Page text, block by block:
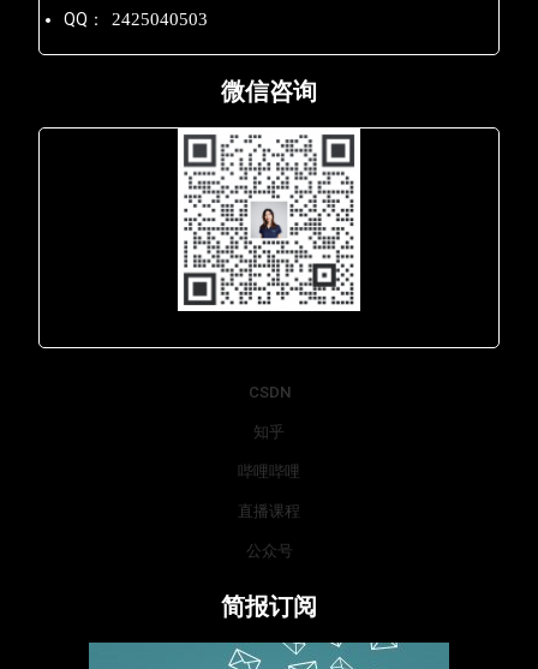
QQ： 2425040503
微信咨询
CSDN
知乎
哔哩哔哩
直播课程
公众号
简报订阅